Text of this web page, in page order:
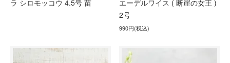
ラ シロモッコウ 4.5号 苗
エーデルワイス ( 断崖の女王 )
2号
990円(税込)